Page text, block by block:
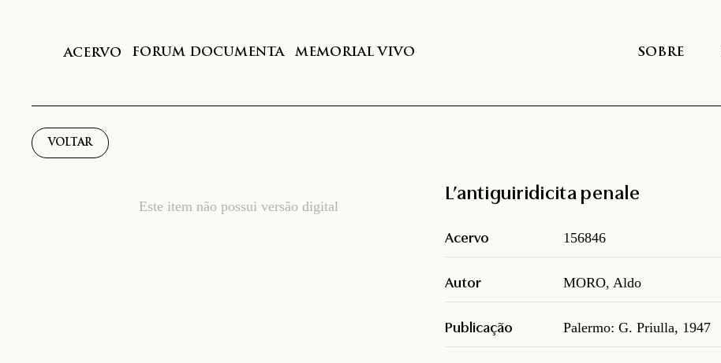
ACERVO FORUM DOCUMENTA MEMORIAL VIVO SOBRE
VOLTAR
Este item não possui versão digital
L’antiguiridicita penale
Acervo 156846
Autor MORO, Aldo
Publicação Palermo: G. Priulla, 1947